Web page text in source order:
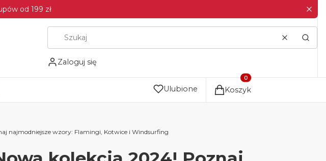
od 199 zł
Wyczyść
Zaloguj się
Ulubione
Produkty w koszyku: 0.
Koszyk
najmodniejsze wzory: Flamingi, Kotwice i Windsurfing